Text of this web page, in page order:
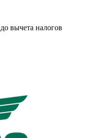
до вычета налогов